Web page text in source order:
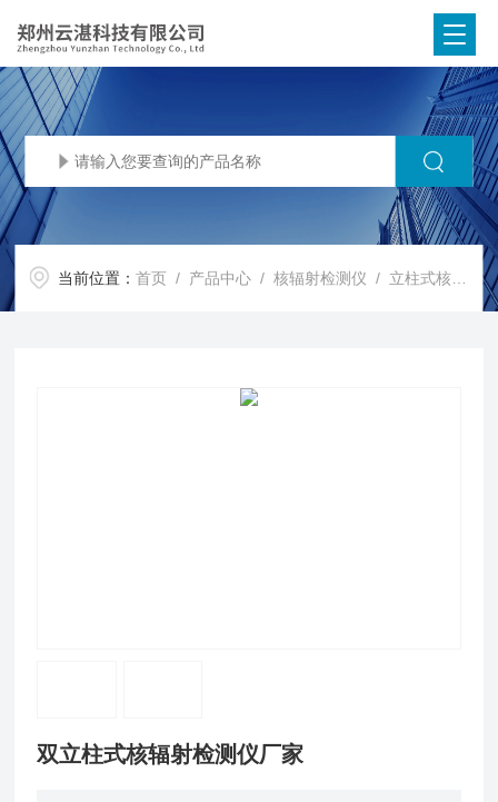
当前位置：首页 / 产品中心 /核辐射检测仪 / 立柱式核辐射检测仪
双立柱式核辐射检测仪厂家